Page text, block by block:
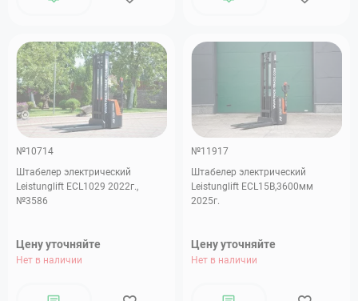
№10714
Штабелер электрический
Leistunglift ECL1029 2022г.,
№3586
Цену уточняйте
Нет в наличии
№11917
Штабелер электрический
Leistunglift ECL15B,3600мм
2025г.
Цену уточняйте
Нет в наличии